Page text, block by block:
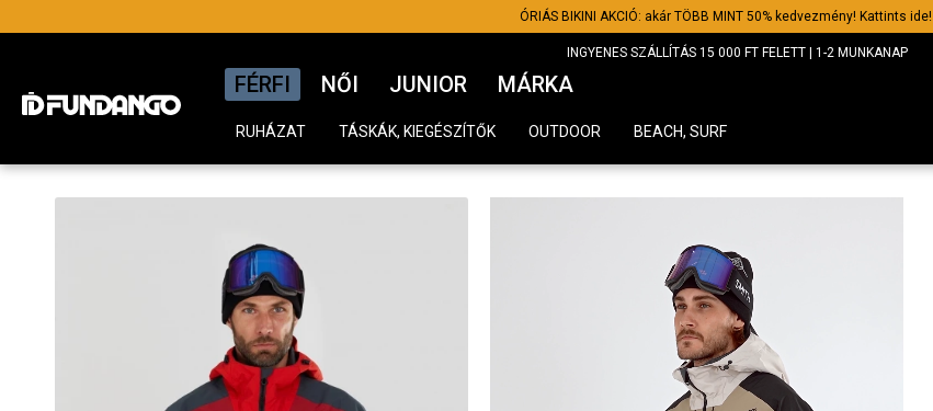
ÓRIÁS BIKINI AKCIÓ: akár TÖBB MINT 50% kedvezmény! Kattints ide!
INGYENES SZÁLLÍTÁS 15 000 FT FELETT | 1-2 MUNKANAP
FÉRFI NŐI JUNIOR MÁRKA
RUHÁZAT TÁSKÁK, KIEGÉSZÍTŐK OUTDOOR BEACH, SURF